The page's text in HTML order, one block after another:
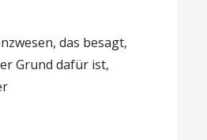
das besagt,
Grund dafür ist,